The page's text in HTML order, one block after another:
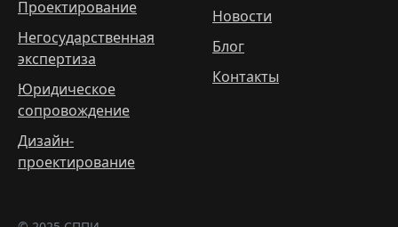
Проектирование
Негосударственная
экспертиза
Юридическое
сопровождение
Дизайн-
проектирование
Новости
Блог
Контакты